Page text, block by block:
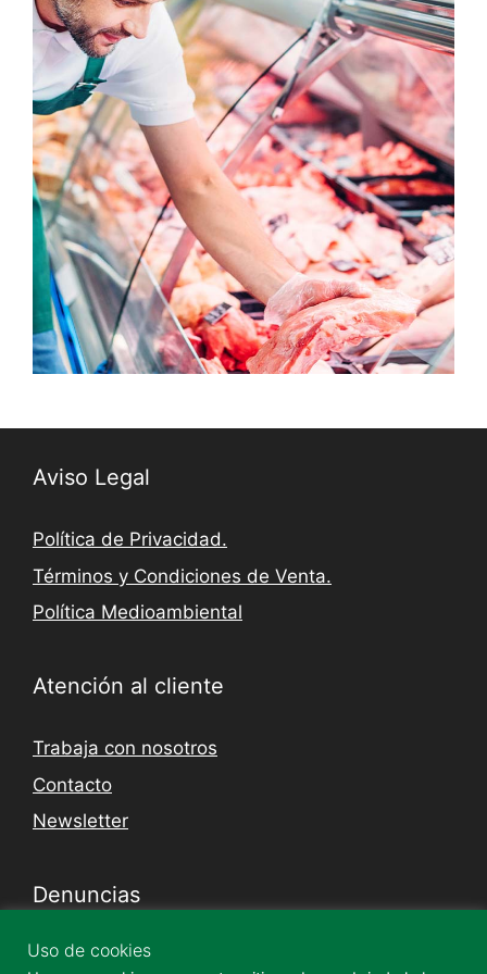
Aviso Legal
Política de Privacidad.
Términos y Condiciones de Venta.
Política Medioambiental
Atención al cliente
Trabaja con nosotros
Contacto
Newsletter
Denuncias
Canal Denuncias
Uso de cookies